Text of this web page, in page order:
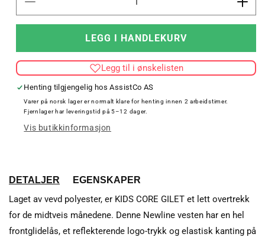
antallet
Øk
LEGG I HANDLEKURV
Legg til i ønskelisten
Henting tilgjengelig hosAssistCo AS
Varer på norsk lager er normalt klare for henting innen 2 arbeidstimer.
Fjernlager har leveringstid på 5–12 dager.
Vis butikkinformasjon
DETALJER EGENSKAPER
Laget av vevd polyester, er KIDS CORE GILET et lett overtrekk
for de midtveis månedene. Denne Newline vesten har en hel
frontglidelås, et reflekterende logo-trykk og elastisk kanting på